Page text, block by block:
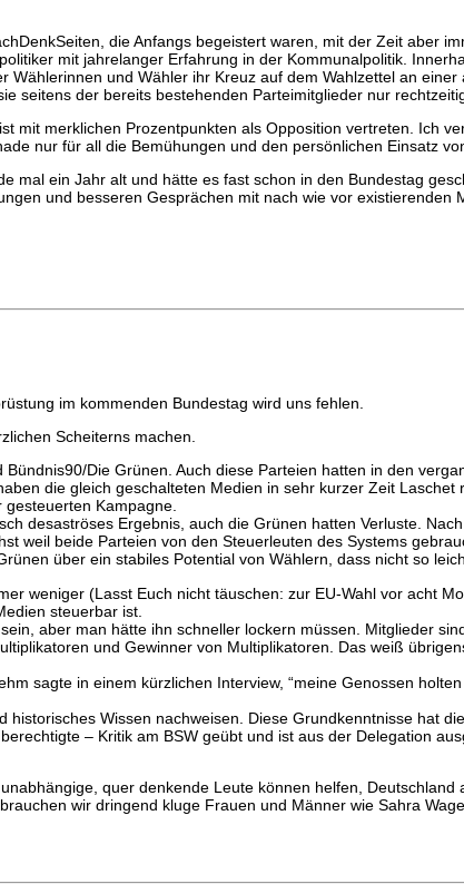
die Anfangs begeistert waren, mit der Zeit aber
mit jahrelanger Erfahrung in der Kommunalpolitik.
und Wähler ihr Kreuz auf dem Wahlzettel an
seitens der bereits bestehenden Parteimitglieder nur
mit merklichen Prozentpunkten als Opposition vertreten. Ich
nur für all die Bemühungen und den persönlichen Einsatz
mal ein Jahr alt und hätte es fast schon in den Bundestag
und besseren Gesprächen mit nach wie vor existierenden
im kommenden Bundestag wird uns fehlen.
Scheiterns machen.
Die Grünen. Auch diese Parteien hatten in den
die gleich geschalteten Medien in sehr kurzer Zeit Laschet
Kampagne.
desaströses Ergebnis, auch die Grünen hatten Verluste.
weil beide Parteien von den Steuerleuten des Systems
über ein stabiles Potential von Wählern, dass nicht so
weniger (Lasst Euch nicht täuschen: zur EU-Wahl vor acht
steuerbar ist.
aber man hätte ihn schneller lockern müssen. Mitglieder
und Gewinner von Multiplikatoren. Das weiß
sagte in einem kürzlichen Interview, “meine Genossen
Wissen nachweisen. Diese Grundkenntnisse hat
– Kritik am BSW geübt und ist aus der Delegation
quer denkende Leute können helfen,
wir dringend kluge Frauen und Männer wie Sahra